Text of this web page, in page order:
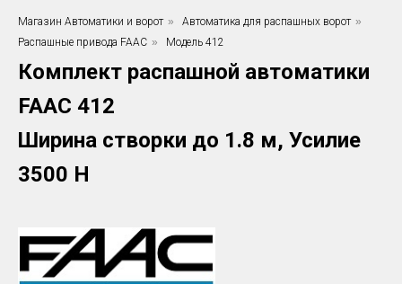
Магазин Автоматики и ворот » Автоматика для распашных ворот »
Распашные привода FAAC » Модель 412
Комплект распашной автоматики
FAAC 412
Ширина створки до 1.8 м, Усилие
3500 H